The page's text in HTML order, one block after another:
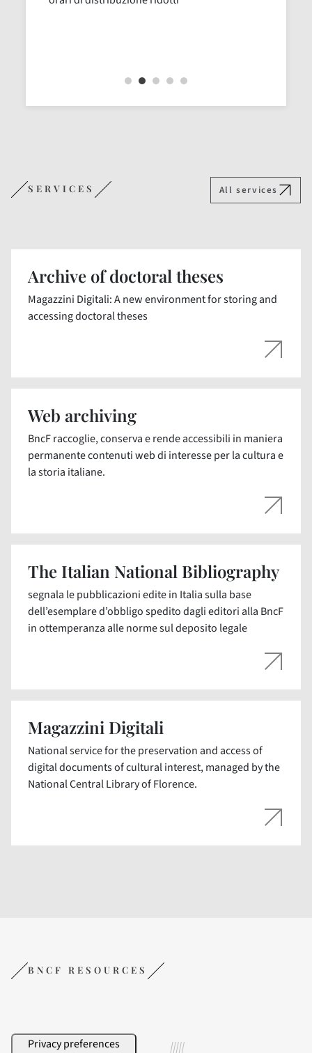
SERVICES All services
Archive of doctoral theses
Magazzini Digitali: A new environment for storing and
accessing doctoral theses
Web archiving
BncF raccoglie, conserva e rende accessibili in maniera
permanente contenuti web di interesse per la cultura e
la storia italiane.
The Italian National Bibliography
segnala le pubblicazioni edite in Italia sulla base
dell’esemplare d’obbligo spedito dagli editori alla BncF
in ottemperanza alle norme sul deposito legale
Magazzini Digitali
National service for the preservation and access of
digital documents of cultural interest, managed by the
National Central Library of Florence.
BNCF RESOURCES